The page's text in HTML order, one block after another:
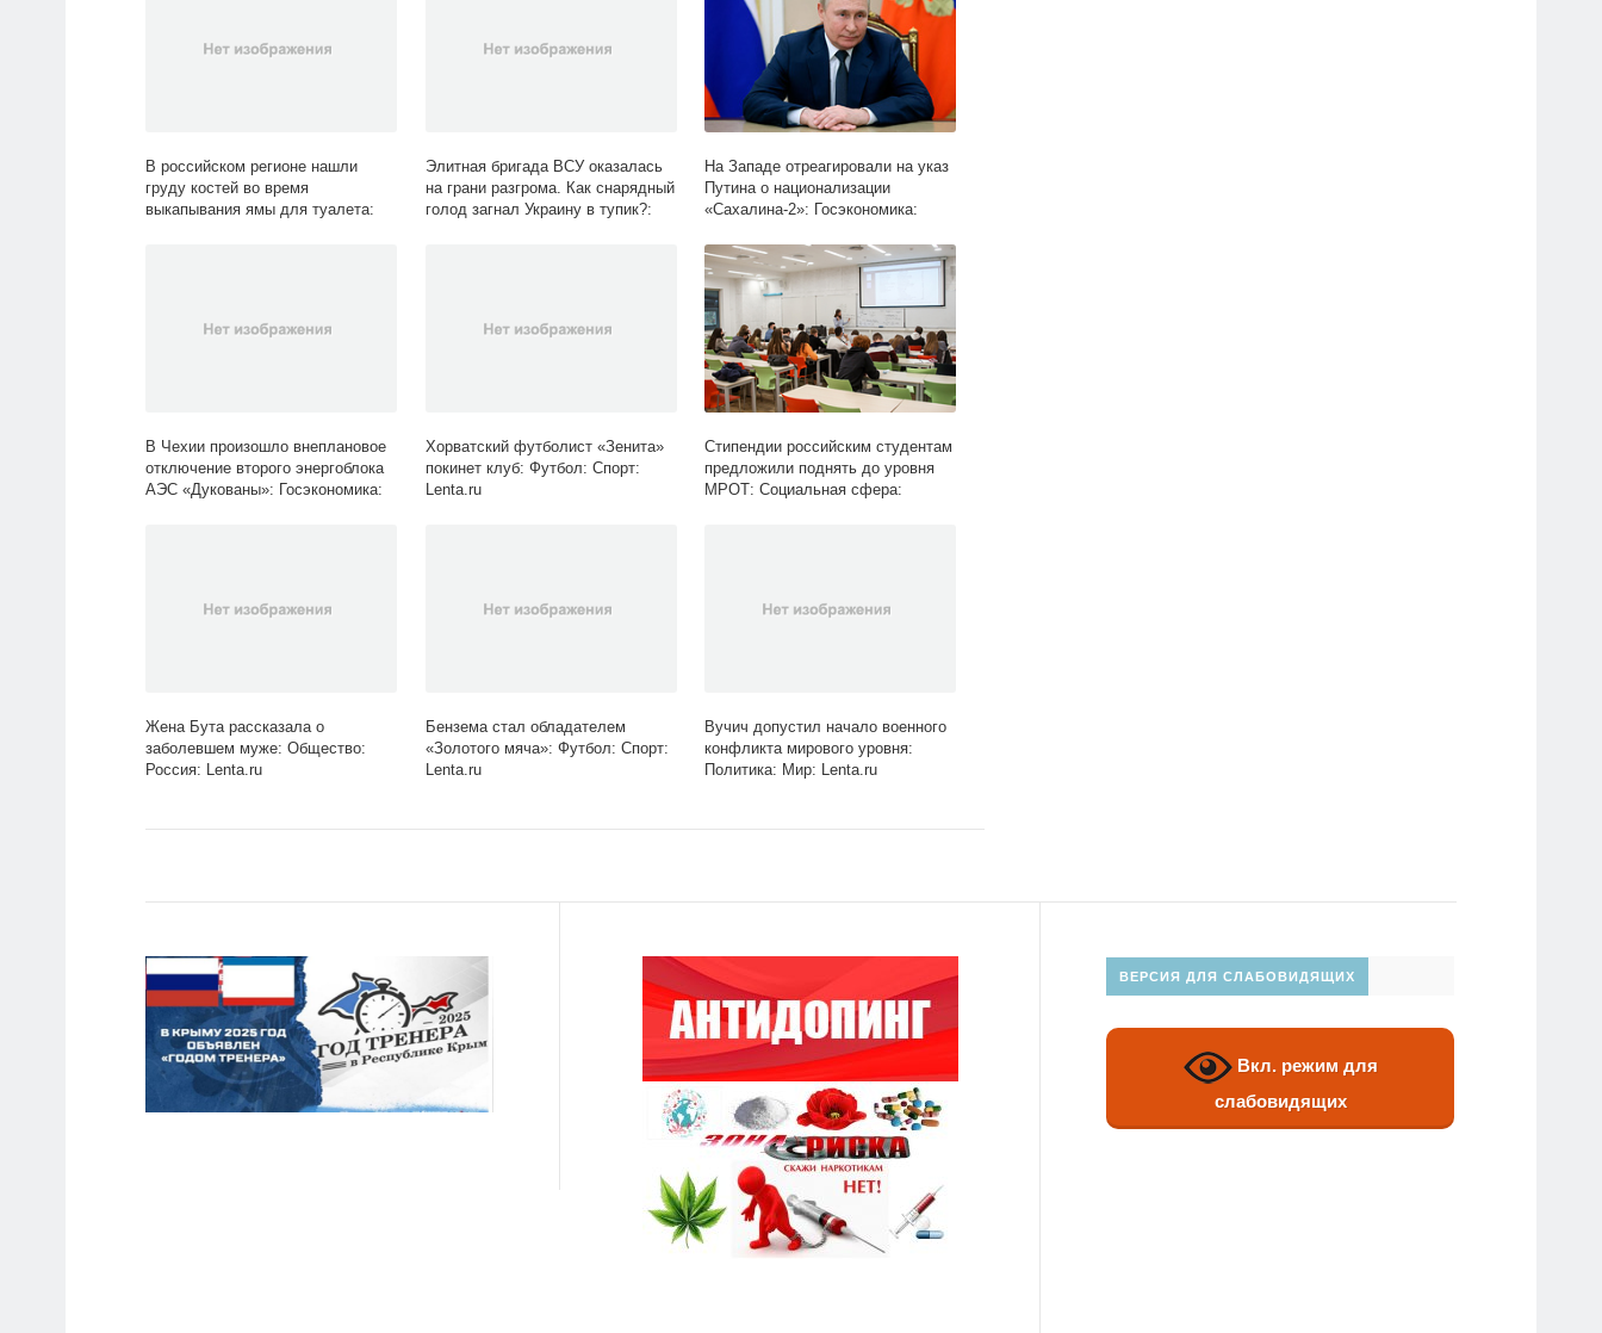
В российском регионе нашли
груду костей во время
выкапывания ямы для туалета:
Элитная бригада ВСУ оказалась
на грани разгрома. Как снарядный
голод загнал Украину в тупик?:
На Западе отреагировали на указ
Путина о национализации
«Сахалина-2»: Госэкономика:
В Чехии произошло внеплановое
отключение второго энергоблока
АЭС «Дукованы»: Госэкономика:
Хорватский футболист «Зенита»
покинет клуб: Футбол: Спорт:
Lenta.ru
Стипендии российским студентам
предложили поднять до уровня
МРОТ: Социальная сфера:
Жена Бута рассказала о
заболевшем муже: Общество:
Россия: Lenta.ru
Бензема стал обладателем
«Золотого мяча»: Футбол: Спорт:
Lenta.ru
Вучич допустил начало военного
конфликта мирового уровня:
Политика: Мир: Lenta.ru
ВЕРСИЯ ДЛЯ СЛАБОВИДЯЩИХ
Вкл. режим для
слабовидящих